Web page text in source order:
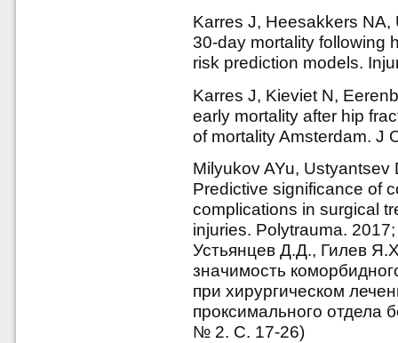
Karres J, Heesakkers NA,
30-day mortality following
risk prediction models.
Karres J, Kieviet N,
early mortality after hip
of mortality Amsterdam. J
Milyukov AYu, Ustyantsev
Predictive significance of
complications in surgical
injuries. Polytrauma.
Устьянцев Д.Д., Гилев
значимость
при хирургическом
проксимального отдела
№ 2. С. 17-26)